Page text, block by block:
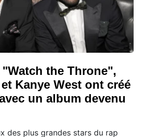
"Watch the Throne",
Kanye West ont créé
un album devenu
des plus grandes stars du rap